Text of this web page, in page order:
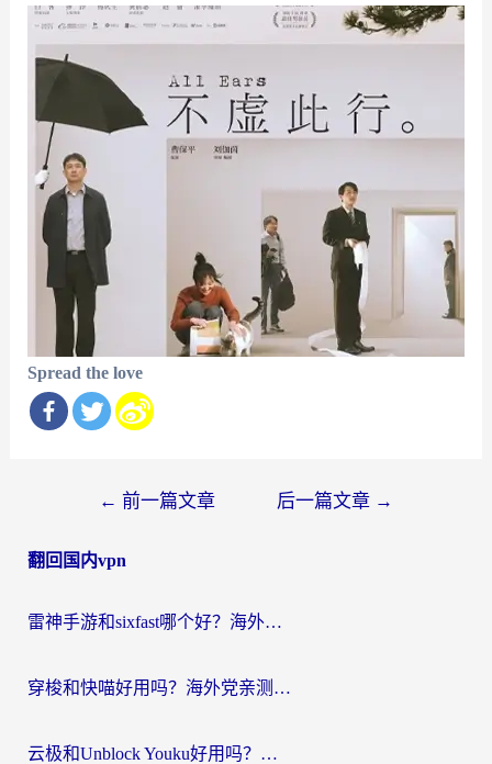
Spread the love
导
← 前一篇文章 后一篇文章 →
翻回国内vpn
雷神手游和sixfast哪个好？海外党亲测3款回国加速器，教你选对不踩坑
穿梭和快喵好用吗？海外党亲测：小众加速器对比+番茄加速器深度体验
云极和Unblock Youku好用吗？海外党亲测+2026回国加速器避坑指南